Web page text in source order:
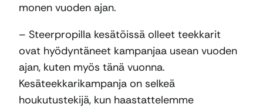
monen vuoden ajan.
– Steerpropilla kesätöissä olleet teekkarit
ovat hyödyntäneet kampanjaa usean vuoden
ajan, kuten myös tänä vuonna.
Kesäteekkarikampanja on selkeä
houkutustekijä, kun haastattelemme